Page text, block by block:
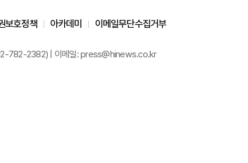
보호정책 아카데미 이메일무단수집거부
782-2382) | 이메일: press@hinews.co.kr